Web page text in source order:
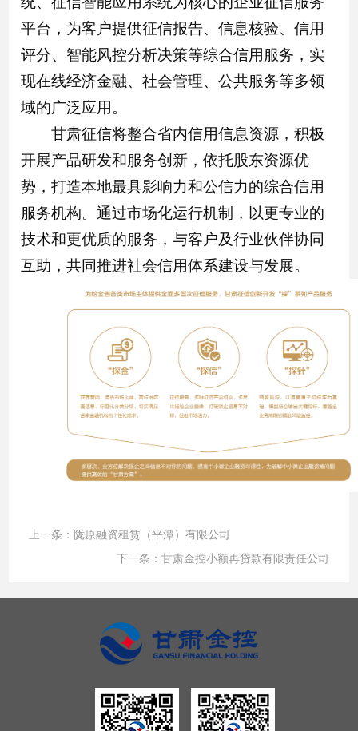
平台，为客户提供征信报告、信息核验、信用
评分、智能风控分析决策等综合信用服务，实
现在线经济金融、社会管理、公共服务等多领
域的广泛应用。
甘肃征信将整合省内信用信息资源，积极
开展产品研发和服务创新，依托股东资源优
势，打造本地最具影响力和公信力的综合信用
服务机构。通过市场化运行机制，以更专业的
技术和更优质的服务，与客户及行业伙伴协同
互助，共同推进社会信用体系建设与发展。
上一条： 陇原融资租赁（平潭）有限公司
下一条： 甘肃金控小额再贷款有限责任公司